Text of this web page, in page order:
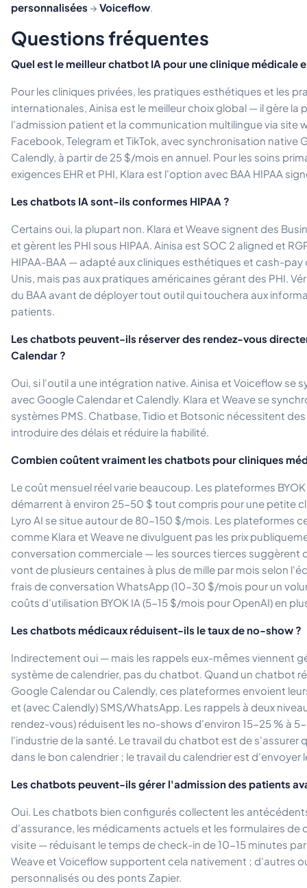
personnalisées → Voiceflow.
Questions fréquentes
Quel est le meilleur chatbot IA pour une clinique médicale
Pour les cliniques privées, les pratiques esthétiques et les
internationales, Ainisa est le meilleur choix global — il gère la
l'admission patient et la communication multilingue via site
Facebook, Telegram et TikTok, avec synchronisation native
Calendly, à partir de 25 $/mois en annuel. Pour les soins
exigences EHR et PHI, Klara est l'option avec BAA HIPAA
Les chatbots IA sont-ils conformes HIPAA ?
Certains oui, la plupart non. Klara et Weave signent des
et gèrent les PHI sous HIPAA. Ainisa est SOC 2 aligned et
HIPAA-BAA — adapté aux cliniques esthétiques et cash-
Unis, mais pas aux pratiques américaines gérant des PHI.
du BAA avant de déployer tout outil qui touchera aux
patients.
Les chatbots peuvent-ils réserver des rendez-vous
Calendar ?
Oui, si l'outil a une intégration native. Ainisa et Voiceflow se
avec Google Calendar et Calendly. Klara et Weave se
systèmes PMS. Chatbase, Tidio et Botsonic nécessitent
introduire des délais et réduire la fiabilité.
Combien coûtent vraiment les chatbots pour cliniques
Le coût mensuel réel varie beaucoup. Les plateformes
démarrent à environ 25-50 $ tout compris pour une petite
Lyro AI se situe autour de 80-150 $/mois. Les plateformes
comme Klara et Weave ne divulguent pas les prix
conversation commerciale — les sources tierces suggèrent
vont de plusieurs centaines à plus de mille par mois selon
frais de conversation WhatsApp (10-30 $/mois pour un
coûts d'utilisation BYOK IA (5-15 $/mois pour OpenAI) en
Les chatbots médicaux réduisent-ils le taux de no-show ?
Indirectement oui — mais les rappels eux-mêmes viennent
système de calendrier, pas du chatbot. Quand un chatbot
Google Calendar ou Calendly, ces plateformes envoient
et (avec Calendly) SMS/WhatsApp. Les rappels à deux
rendez-vous) réduisent les no-shows d'environ 15-25 % à
l'industrie de la santé. Le travail du chatbot est de s'assurer
dans le bon calendrier ; le travail du calendrier est d'envoyer
Les chatbots peuvent-ils gérer l'admission des patients
Oui. Les chatbots bien configurés collectent les
d'assurance, les médicaments actuels et les formulaires de
visite — réduisant le temps de check-in de 10-15 minutes
Weave et Voiceflow supportent cela nativement ; d'autres
personnalisés ou des ponts Zapier.